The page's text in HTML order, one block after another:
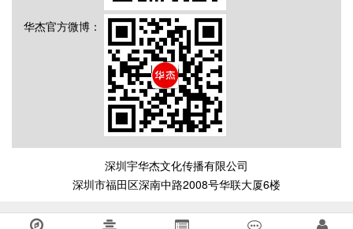
华杰官方微博：
深圳宇华杰文化传播有限公司
深圳市福田区深南中路2008号华联大厦6楼